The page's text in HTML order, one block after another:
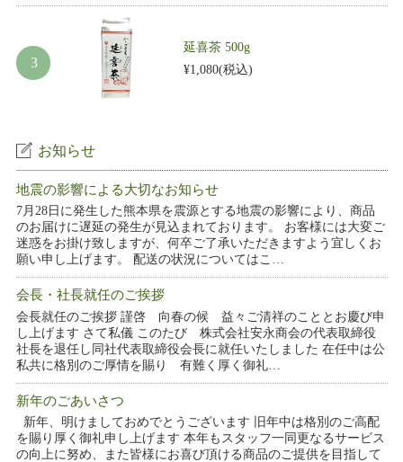
延喜茶 500g
¥1,080(税込)
お知らせ
地震の影響による大切なお知らせ
7月28日に発生した熊本県を震源とする地震の影響により、商品
のお届けに遅延の発生が見込まれております。 お客様には大変ご
迷惑をお掛け致しますが、何卒ご了承いただきますよう宜しくお
願い申し上げます。 配送の状況についてはこ…
会長・社長就任のご挨拶
会長就任のご挨拶 謹啓 向春の候 益々ご清祥のこととお慶び申
し上げます さて私儀 このたび 株式会社安永商会の代表取締役
社長を退任し同社代表取締役会長に就任いたしました 在任中は公
私共に格別のご厚情を賜り 有難く厚く御礼…
新年のごあいさつ
新年、明けましておめでとうございます 旧年中は格別のご高配
を賜り厚く御礼申し上げます 本年もスタッフ一同更なるサービス
の向上に努め、また皆様にお喜び頂ける商品のご提供を目指して